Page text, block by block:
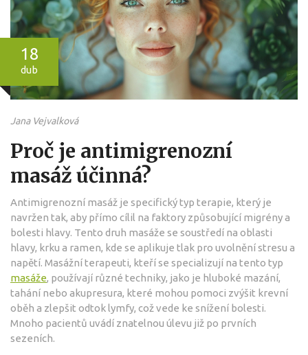
18
dub
Jana Vejvalková
Proč je antimigrenozní
masáž účinná?
Antimigrenozní masáž je specifický typ terapie, který je
navržen tak, aby přímo cílil na faktory způsobující migrény a
bolesti hlavy. Tento druh masáže se soustředí na oblasti
hlavy, krku a ramen, kde se aplikuje tlak pro uvolnění stresu a
napětí. Masážní terapeuti, kteří se specializují na tento typ
masáže, používají různé techniky, jako je hluboké mazání,
tahání nebo akupresura, které mohou pomoci zvýšit krevní
oběh a zlepšit odtok lymfy, což vede ke snížení bolesti.
Mnoho pacientů uvádí znatelnou úlevu již po prvních
sezeních.